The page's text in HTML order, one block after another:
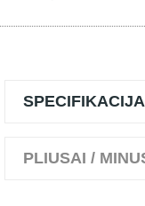
SPECIFIKACIJA
PLIUSAI /